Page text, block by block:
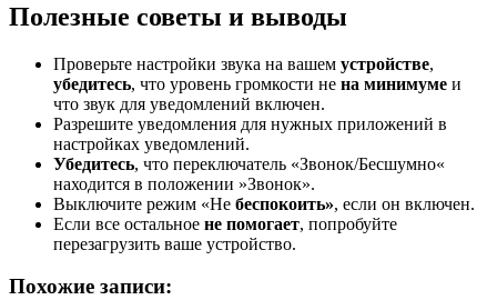
Полезные советы и выводы
Проверьте настройки звука на вашем устройстве,
убедитесь, что уровень громкости не на минимуме и
что звук для уведомлений включен.
Разрешите уведомления для нужных приложений в
настройках уведомлений.
Убедитесь, что переключатель «Звонок/Бесшумно«
находится в положении »Звонок».
Выключите режим «Не беспокоить», если он включен.
Если все остальное не помогает, попробуйте
перезагрузить ваше устройство.
Похожие записи: